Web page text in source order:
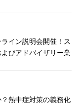
イン説明会開催！ス
びアドバイザリー業
？熱中症対策の義務化